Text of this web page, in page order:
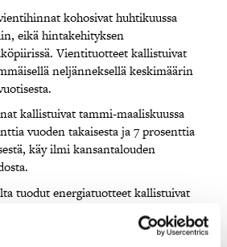
kohosivat huhtikuussa
eikä hintakehityksen
Vientituotteet kallistuivat
neljänneksellä keskimäärin
kallistuivat tammi-maaliskuussa
vuoden takaisesta ja 7 prosenttia
käy ilmi kansantalouden
tuodut energiatuotteet kallistuivat